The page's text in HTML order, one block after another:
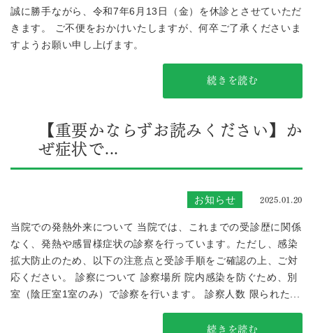
誠に勝手ながら、令和7年6月13日（金）を休診とさせていただ
きます。 ご不便をおかけいたしますが、何卒ご了承くださいま
すようお願い申し上げます。
続きを読む
【重要かならずお読みください】か
ぜ症状で...
お知らせ 2025.01.20
当院での発熱外来について 当院では、これまでの受診歴に関係
なく、発熱や感冒様症状の診察を行っています。ただし、感染
拡大防止のため、以下の注意点と受診手順をご確認の上、ご対
応ください。 診察について 診察場所 院内感染を防ぐため、別
室（陰圧室1室のみ）で診察を行います。 診察人数 限られた...
続きを読む